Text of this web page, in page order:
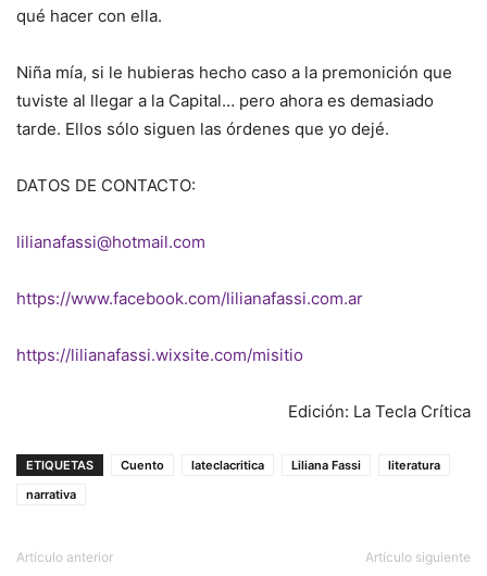
qué hacer con ella.
Niña mía, si le hubieras hecho caso a la premonición que
tuviste al llegar a la Capital… pero ahora es demasiado
tarde. Ellos sólo siguen las órdenes que yo dejé.
DATOS DE CONTACTO:
lilianafassi@hotmail.com
https://www.facebook.com/lilianafassi.com.ar
https://lilianafassi.wixsite.com/misitio
Edición: La Tecla Crítica
ETIQUETAS Cuento lateclacritica Liliana Fassi
literatura
narrativa
Artículo anterior Artículo siguiente